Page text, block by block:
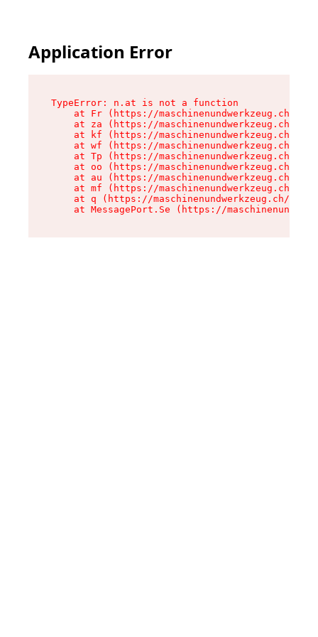
Application Error
TypeError: n.at is not a function
at Fr (https://maschinenundwerkzeug.ch/
at za (https://maschinenundwerkzeug.ch/
at kf (https://maschinenundwerkzeug.ch/
at wf (https://maschinenundwerkzeug.ch/
at Tp (https://maschinenundwerkzeug.ch/
at oo (https://maschinenundwerkzeug.ch/
at au (https://maschinenundwerkzeug.ch/
at mf (https://maschinenundwerkzeug.ch/
at q (https://maschinenundwerkzeug.ch/
at MessagePort.Se (https://